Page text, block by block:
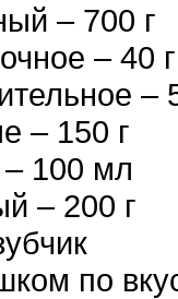
– 700 г
– 40 г
–
– 150 г
100 мл
– 200 г
по